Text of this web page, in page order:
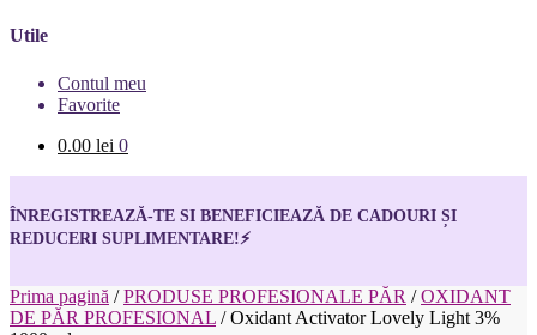
Utile
Contul meu
Favorite
0.00 lei 0
ÎNREGISTREAZĂ-TE SI BENEFICIEAZĂ DE CADOURI ȘI
REDUCERI SUPLIMENTARE!⚡
Prima pagină /PRODUSE PROFESIONALE PĂR /OXIDANT
DE PĂR PROFESIONAL /Oxidant Activator Lovely Light 3%